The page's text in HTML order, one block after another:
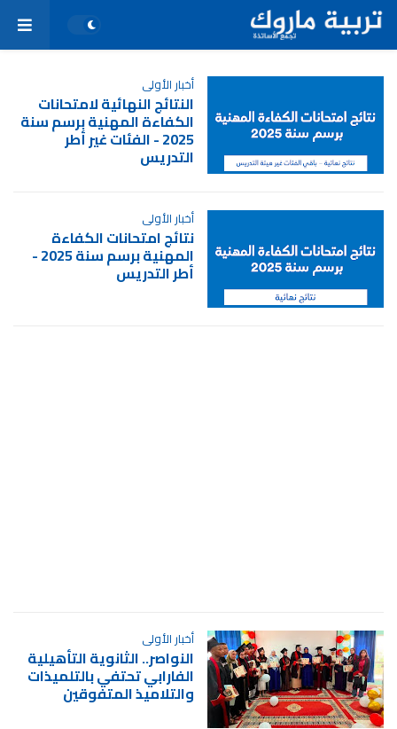
أخبار الأولى
النتائج النهائية لامتحانات
الكفاءة المهنية برسم سنة
2025 - الفئات غير أطر
التدريس
أخبار الأولى
نتائج امتحانات الكفاءة
المهنية برسم سنة 2025 -
أطر التدريس
أخبار الأولى
النواصر.. الثانوية التأهيلية
الفارابي تحتفي بالتلميذات
والتلاميذ المتفوقين